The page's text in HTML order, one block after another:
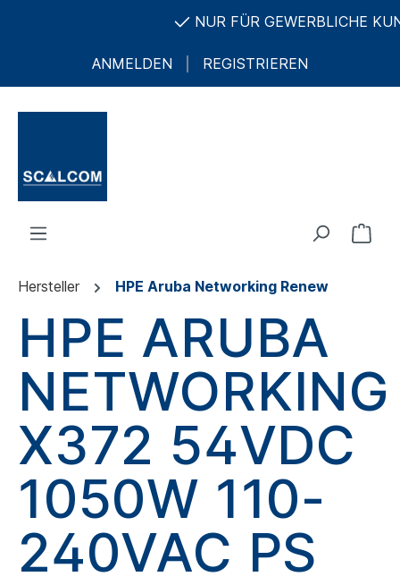
NUR FÜR GEWERBLICHE
ANMELDEN REGISTRIEREN
Hersteller HPE Aruba Networking Renew
HPE ARUBA
NETWORKING
X372 54VDC
1050W 110-
240VAC PS